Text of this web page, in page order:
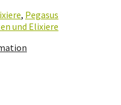
, Pegasus
und Elixiere